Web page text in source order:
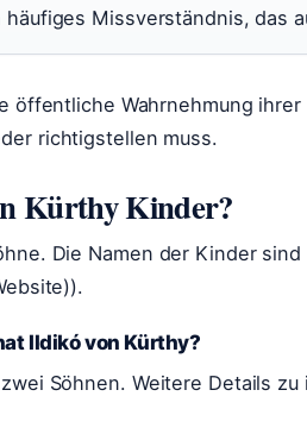
Missverständnis, das
öffentliche Wahrnehmung
richtigstellen muss.
Kürthy Kinder?
Die Namen der Kinder
Ildikó von Kürthy?
Söhnen. Weitere Details